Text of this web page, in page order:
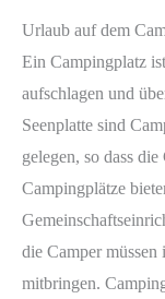
Urlaub auf dem
Ein Campingplatz
aufschlagen und
Seenplatte sind
gelegen, so dass
Campingplätze
die Camper
mitbringen.